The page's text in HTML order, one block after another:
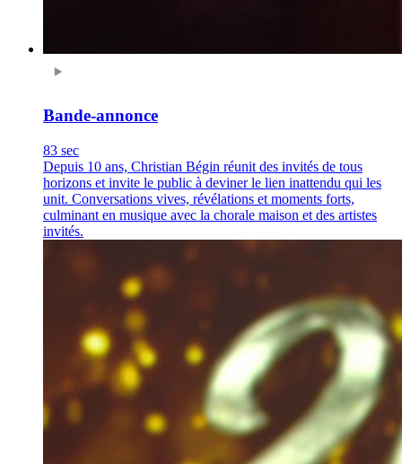
Bande-annonce
83 sec
Depuis 10 ans, Christian Bégin réunit des invités de tous
horizons et invite le public à deviner le lien inattendu qui les
unit. Conversations vives, révélations et moments forts,
culminant en musique avec la chorale maison et des artistes
invités.